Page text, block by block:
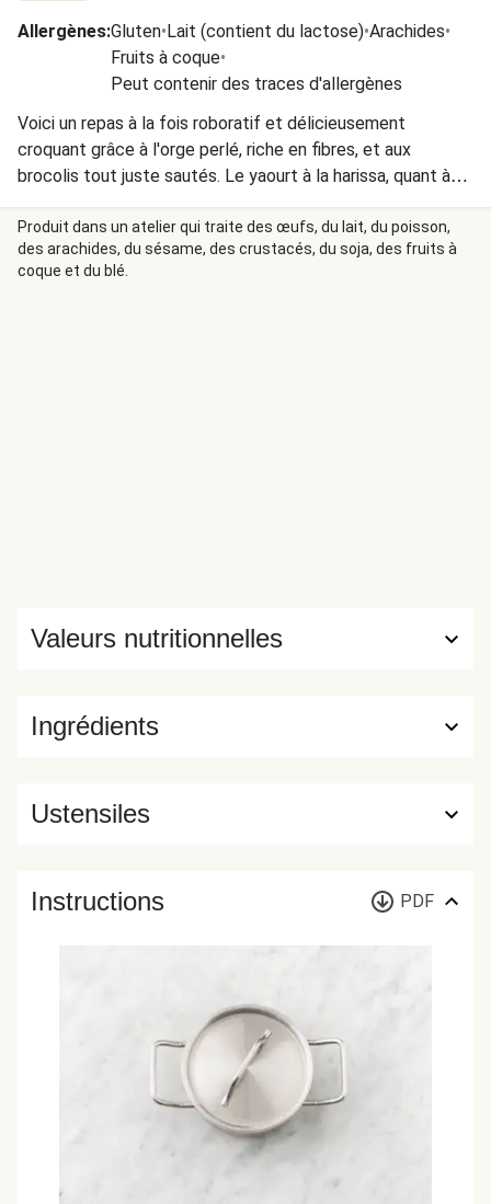
Allergènes:Gluten•Lait (contient du lactose)•Arachides•
Fruits à coque•
Peut contenir des traces d'allergènes
Voici un repas à la fois roboratif et délicieusement
croquant grâce à l'orge perlé, riche en fibres, et aux
brocolis tout juste sautés. Le yaourt à la harissa, quant à
lui, apporte du piquant à l'ensemble. Utilisez la harissa avec
parcimonie, quitte à en ajouter d'avantage après avoir
goûté : elle est très piquante !
Produit dans un atelier qui traite des œufs, du lait, du poisson,
des arachides, du sésame, des crustacés, du soja, des fruits à
coque et du blé.
Ingrédients
Valeurs nutritionnelles
Ustensiles
Instructions PDF